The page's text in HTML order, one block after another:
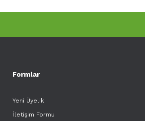
Formlar
Yeni Üyelik
İletişim Formu